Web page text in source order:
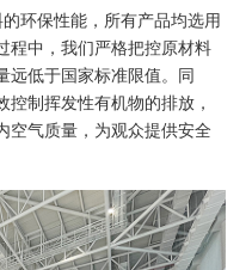
环保性能，所有产品均选用
程中，我们严格把控原材料
远低于国家标准限值。同
制挥发性有机物的排放，
空气质量，为观众提供安全